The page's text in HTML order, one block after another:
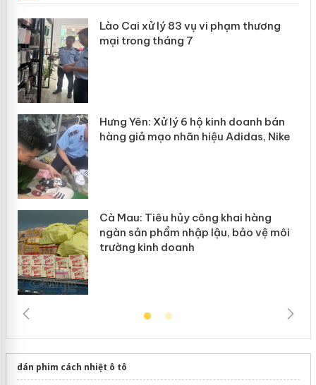
Lào Cai xử lý 83 vụ vi phạm thương
mại trong tháng 7
Hưng Yên: Xử lý 6 hộ kinh doanh bán
hàng giả mạo nhãn hiệu Adidas, Nike
Cà Mau: Tiêu hủy công khai hàng
ngàn sản phẩm nhập lậu, bảo vệ môi
trường kinh doanh
dán phim cách nhiệt ô tô